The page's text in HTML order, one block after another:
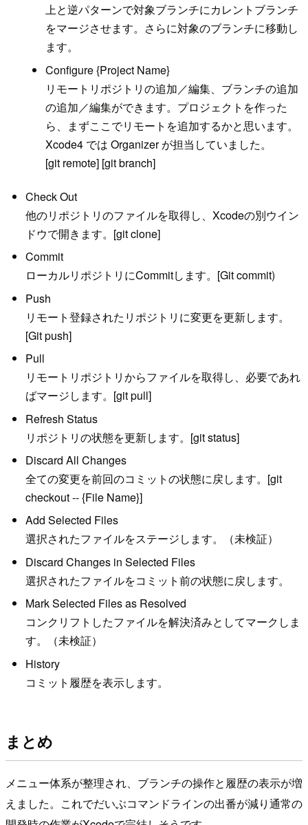
上と逆パターンで対象ブランチにカレントブランチ
をマージさせます。さらに対象のブランチに移動し
ます。
Configure {Project Name}
リモートリポジトリの追加／編集、ブランチの追加
の追加／編集ができます。プロジェクトを作った
ら、まずここでリモートを追加するかと思います。
Xcode4 では Organizer が担当していました。
[git remote] [git branch]
Check Out
他のリポジトリのファイルを取得し、Xcodeの別ウイン
ドウで開きます。[git clone]
Commit
ローカルリポジトリにCommitします。[Git commit)
Push
リモート登録されたリポジトリに変更を更新します。
[Git push]
Pull
リモートリポジトリからファイルを取得し、必要であれ
ばマージします。[git pull]
Refresh Status
リポジトリの状態を更新します。[git status]
Discard All Changes
全ての変更を前回のコミットの状態に戻します。[git
checkout -- {File Name}]
Add Selected Files
選択されたファイルをステージします。（未検証）
Discard Changes in Selected Files
選択されたファイルをコミット前の状態に戻します。
Mark Selected Files as Resolved
コンクリフトしたファイルを解決済みとしてマークしま
す。（未検証）
History
コミット履歴を表示します。
まとめ
メニュー体系が整理され、ブランチの操作と履歴の表示が増
えました。これでだいぶコマンドラインの出番が減り通常の